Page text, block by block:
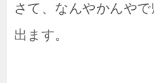
さて、なんやかんやで
出ます。